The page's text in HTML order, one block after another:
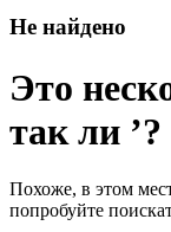
Не найдено
Это
так ли ’?
Похоже, в этом
попробуйте